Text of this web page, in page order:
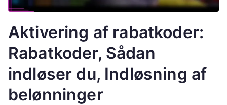
Aktivering af rabatkoder:
Rabatkoder, Sådan
indløser du, Indløsning af
belønninger